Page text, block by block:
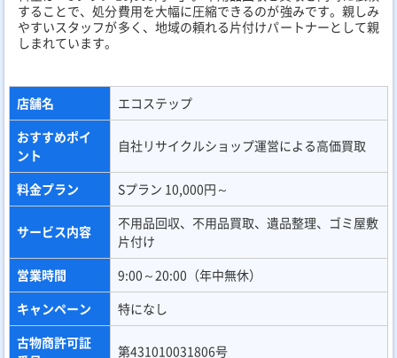
することで、処分費用を大幅に圧縮できるのが強みです。親しみ
やすいスタッフが多く、地域の頼れる片付けパートナーとして親
しまれています。
店舗名
エコステップ
おすすめポイ
ント
自社リサイクルショップ運営による高価買取
料金プラン Sプラン 10,000円～
サービス内容
不用品回収、不用品買取、遺品整理、ゴミ屋敷
片付け
営業時間
9:00～20:00（年中無休）
キャンペーン
特になし
古物商許可証
第431010031806号